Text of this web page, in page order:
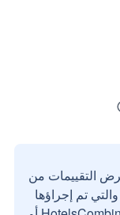
التقييمات من
تم إجراؤها